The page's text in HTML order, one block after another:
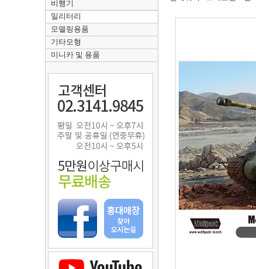
비행기
밀리터리
모델링용품
기타모형
미니카 및 용품